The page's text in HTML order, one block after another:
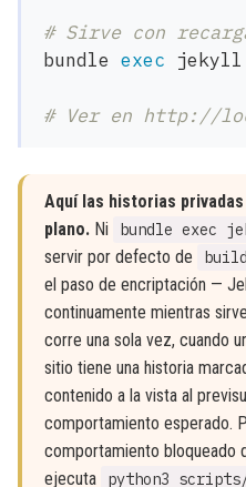
# Sirve con
bundle exec jekyll
# Ver en http://
Aquí las historias
plano. Ni bundle exec
servir por defecto de
el paso de encriptación —
continuamente mientras
corre una sola vez, cuando
sitio tiene una historia
contenido a la vista al
comportamiento esperado.
comportamiento bloqueado
ejecuta
python3